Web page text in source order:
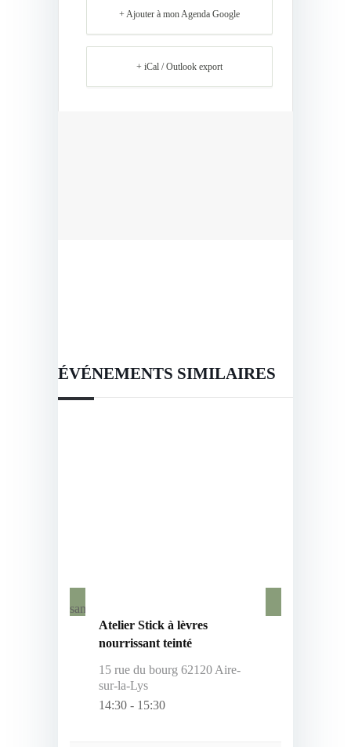
+ Ajouter à mon Agenda Google
+ iCal / Outlook export
ÉVÉNEMENTS SIMILAIRES
samedi
Atelier Stick à lèvres
nourrissant teinté
15 rue du bourg 62120 Aire-
sur-la-Lys
14:30 - 15:30